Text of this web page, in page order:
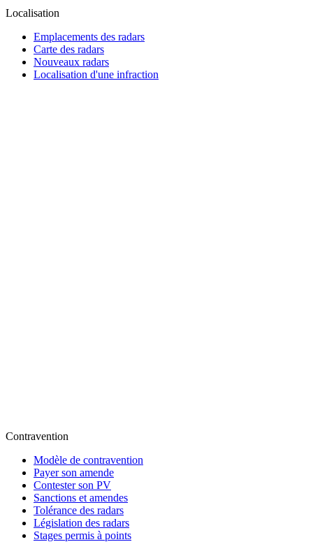
Localisation
Emplacements des radars
Carte des radars
Nouveaux radars
Localisation d'une infraction
Contravention
Modèle de contravention
Payer son amende
Contester son PV
Sanctions et amendes
Tolérance des radars
Législation des radars
Stages permis à points